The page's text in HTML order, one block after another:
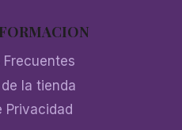
Frecuentes
la tienda
Privacidad